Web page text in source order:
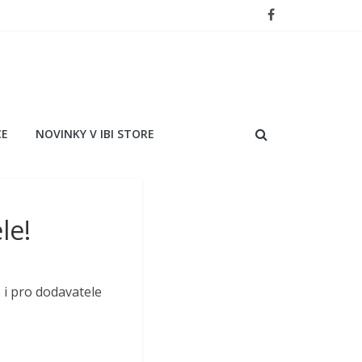
NOVINKY V IBI STORE
pro dodavatele